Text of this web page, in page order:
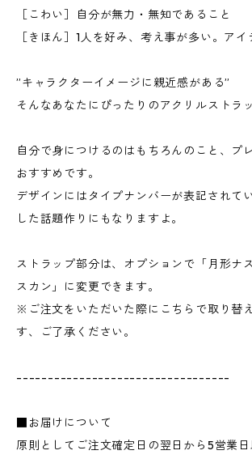
［こわい］自分が無力・無知であること
［きほん］1人を好み、考え事が多い。ア
”キャラクターイメージに親近感がある”
そんなあなたにぴったりのアクリルストラ
自分で身につけるのはもちろんのこと、プ
おすすめです。
デザインにはタイプナンバーが表記されて
した話題作りにもなりますよ。
ストラップ部分は、オプションで「月形ナ
スカン」に変更できます。
※ご注文をいただいた際にこちらで取り替
す、ご了承ください。
----------------------------------
■お届けについて
原則としてご注文確定日の翌日から5営業